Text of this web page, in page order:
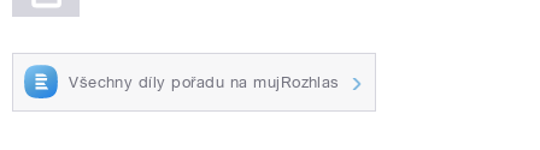
Všechny díly pořadu na mujRozhlas